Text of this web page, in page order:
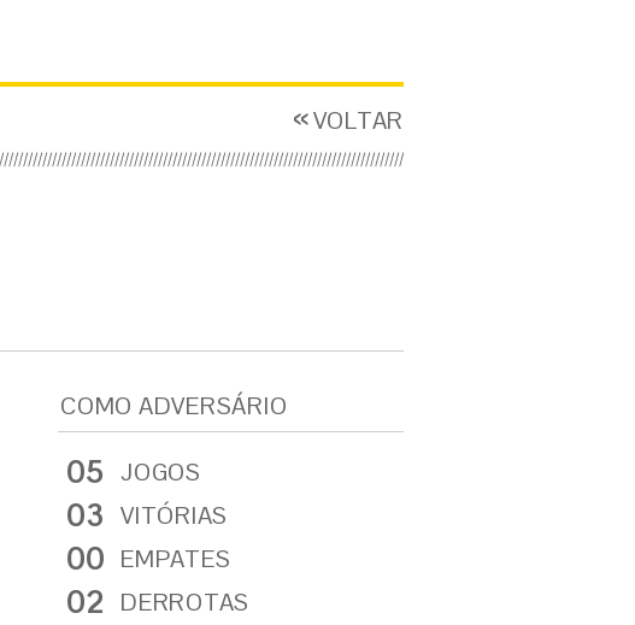
VOLTAR
COMO ADVERSÁRIO
05 JOGOS
03 VITÓRIAS
00 EMPATES
02 DERROTAS